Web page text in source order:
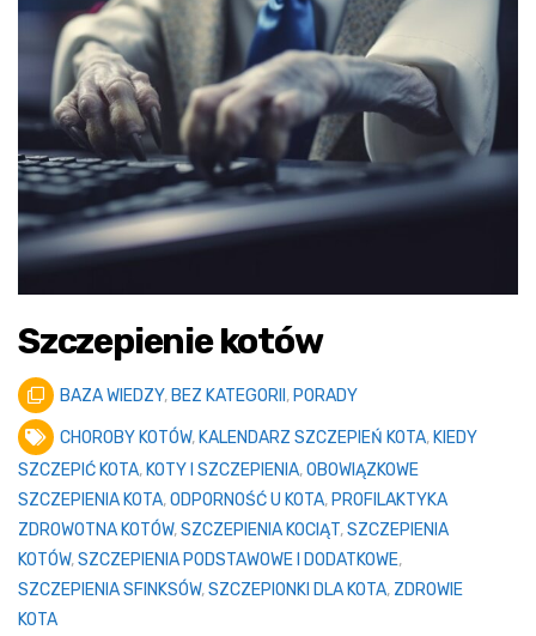
Szczepienie kotów
BAZA WIEDZY,BEZ KATEGORII,PORADY
CHOROBY KOTÓW,KALENDARZ SZCZEPIEŃ KOTA,KIEDY
SZCZEPIĆ KOTA,KOTY I SZCZEPIENIA,OBOWIĄZKOWE
SZCZEPIENIA KOTA,ODPORNOŚĆ U KOTA,PROFILAKTYKA
ZDROWOTNA KOTÓW,SZCZEPIENIA KOCIĄT,SZCZEPIENIA
KOTÓW,SZCZEPIENIA PODSTAWOWE I DODATKOWE,
SZCZEPIENIA SFINKSÓW,SZCZEPIONKI DLA KOTA, ZDROWIE
KOTA